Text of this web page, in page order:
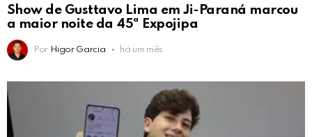
Show de Gusttavo Lima em Ji-Paraná marcou
a maior noite da 45ª Expojipa
Por Higor Garcia há um mês